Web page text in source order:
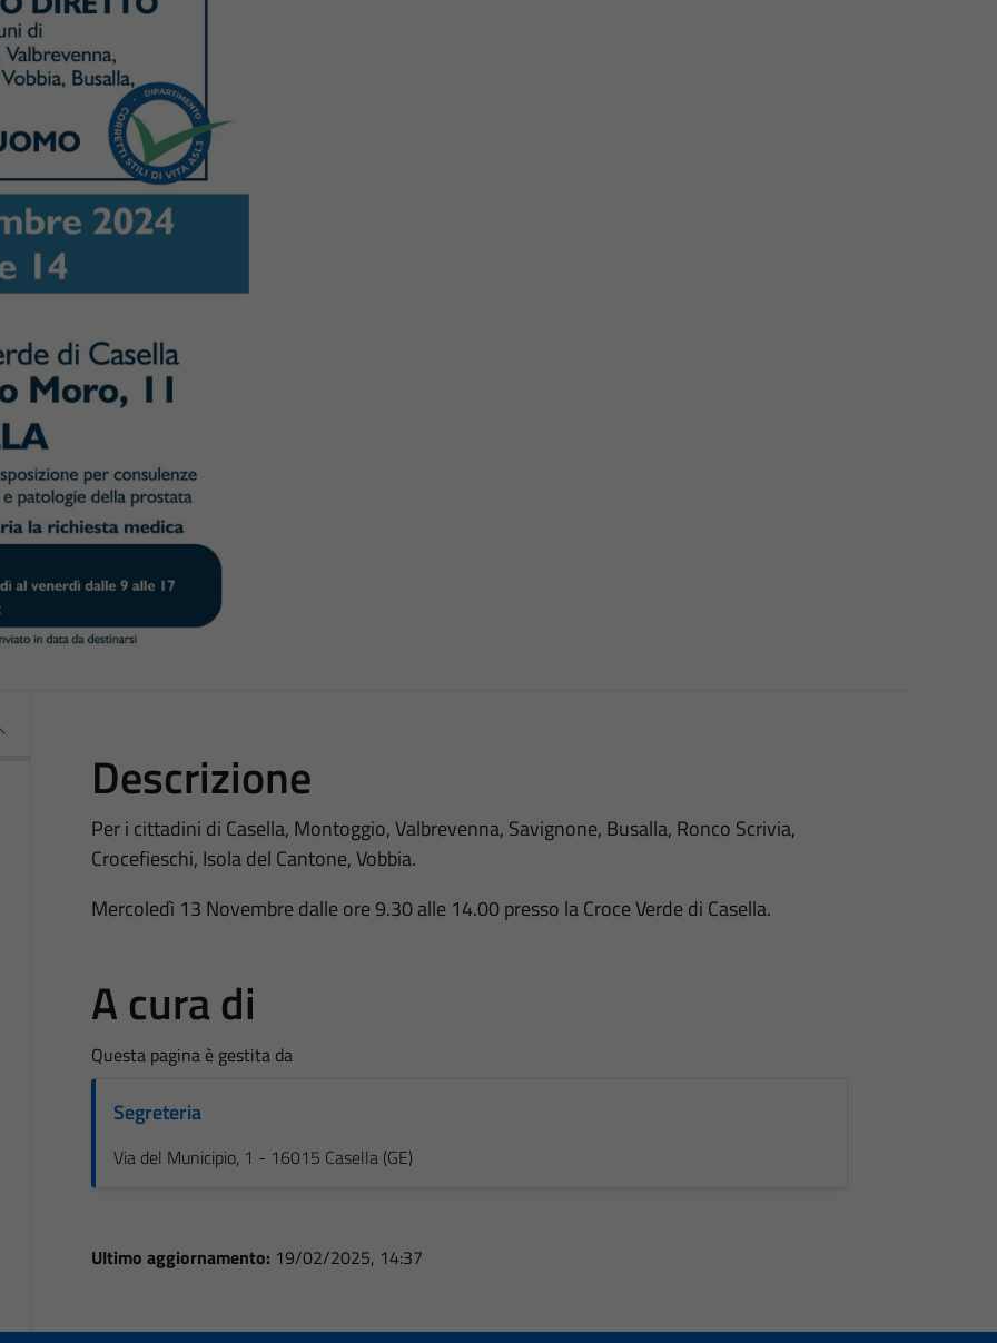
Descrizione
Per i cittadini di Casella, Montoggio, Valbrevenna, Savignone, Busalla, Ronco Scrivia,
Crocefieschi, Isola del Cantone, Vobbia.
Mercoledì 13 Novembre dalle ore 9.30 alle 14.00 presso la Croce Verde di Casella.
A cura di
Questa pagina è gestita da
Segreteria
Via del Municipio, 1 - 16015 Casella (GE)
Ultimo aggiornamento: 19/02/2025, 14:37